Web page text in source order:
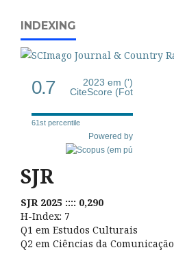
INDEXING
0.7
2023 em (')
CiteScore (Fot
61st percentile
Powered by
SJR
SJR 2025 :::: 0,290
H-Index: 7
Q1 em Estudos Culturais
Q2 em Ciências da Comunicação